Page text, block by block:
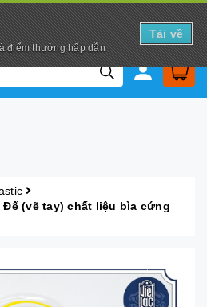
điểm thưởng hấp dẫn
Tải về
Đế (vẽ tay) chất liệu bìa cứng